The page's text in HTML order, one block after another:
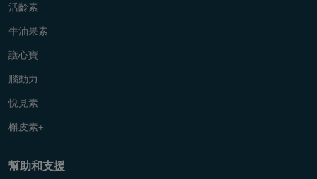
活齡素
牛油果素
護心寶
腦動力
悅見素
槲皮素+
幫助和支援